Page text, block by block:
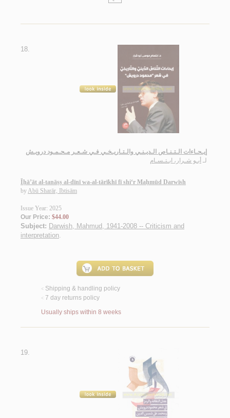
18.
إيـحـاءات الـتـنـاص الـديـنـي والـتـاريـخـي فـي شـعـر مـحـمـود درويـش
لـ أبـو شـرار، ابـتـسـام
Īḥā’āt al-tanāṣṣ al-dīnī wa-al-tārīkhī fī shi‘r Maḥmūd Darwīsh
byAbū Sharār, Ibtisām
Issue Year: 2025
Our Price: $44.00
Subject: Darwish, Mahmud, 1941-2008 -- Criticism and
interpretation.
< Shipping & handling policy
< 7 day returns policy
Usually ships within 8 weeks
19.